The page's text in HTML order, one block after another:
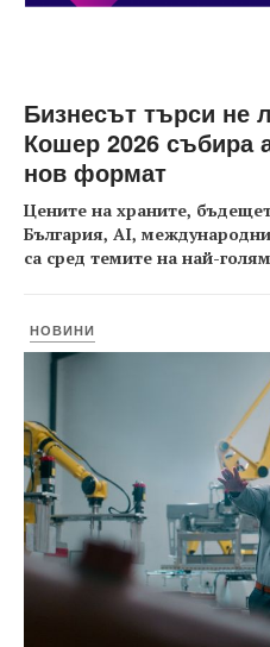
Бизнесът търси не
Кошер 2026 събира
нов формат
Цените на храните,
България, AI,
са сред темите на най-
НОВИНИ